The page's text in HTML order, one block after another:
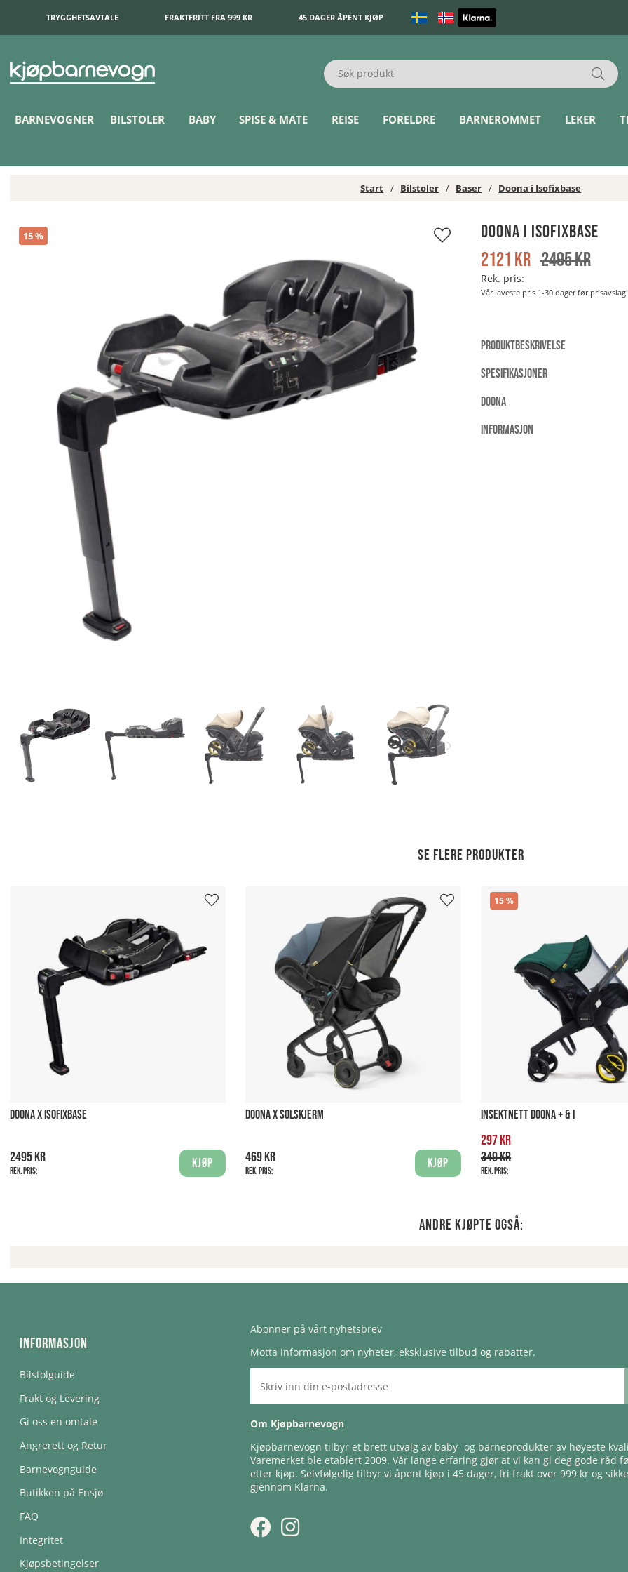
TRYGGHETSAVTALE FRAKTFRITT FRA 999 KR 45 DAGER ÅPENT KJØP
BARNEVOGNER BILSTOLER BABY SPISE & MATE REISE FORELDRE BARNEROMMET LEKER
Start Bilstoler Baser Doona i Isofixbase
15
Doona i Isofixbase Doona i Isofixbase
2495kr
2121 kr
Rek. pris:
Vår laveste pris 1-30 dager før prisavslag:
PRODUKTBESKRIVELSE
SPESIFIKASJONER
DOONA
INFORMASJON
Se flere produkter
DOONA X ISOFIXBASE
2495 kr
Rek. pris:
Kjøp
DOONA X SOLSKJERM
469 kr
Rek. pris:
Kjøp
15
INSEKTNETT DOONA + & I
297 kr
349 kr
Rek. pris:
Andre kjøpte også:
Informasjon
Bilstolguide
Frakt og Levering
Gi oss en omtale
Angrerett og Retur
Barnevognguide
Butikken på Ensjø
FAQ
Integritet
Kjøpsbetingelser
Abonner på vårt nyhetsbrev
Motta informasjon om nyheter, eksklusive tilbud og rabatter.
Om Kjøpbarnevogn
Kjøpbarnevogn tilbyr et brett utvalg av baby- og barneprodukter av høyeste
Varemerket ble etablert 2009. Vår lange erfaring gjør at vi kan gi deg gode råd
etter kjøp. Selvfølgelig tilbyr vi åpent kjøp i 45 dager, fri frakt over 999 kr og
gjennom Klarna.